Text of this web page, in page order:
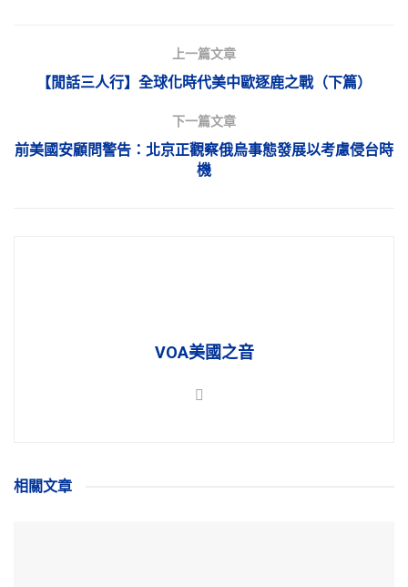
上一篇文章
【閒話三人行】全球化時代美中歐逐鹿之戰（下篇）
下一篇文章
前美國安顧問警告：北京正觀察俄烏事態發展以考慮侵台時
機
VOA美國之音
相關文章